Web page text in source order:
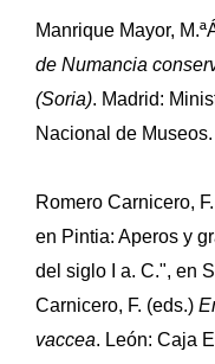
Manrique Mayor,
de Numancia
(Soria). Madrid:
Nacional de Museos.
Romero Carnicero,
en Pintia: Aperos y
del siglo I a. C.", en
Carnicero, F. (eds.)
vaccea. León: Caja